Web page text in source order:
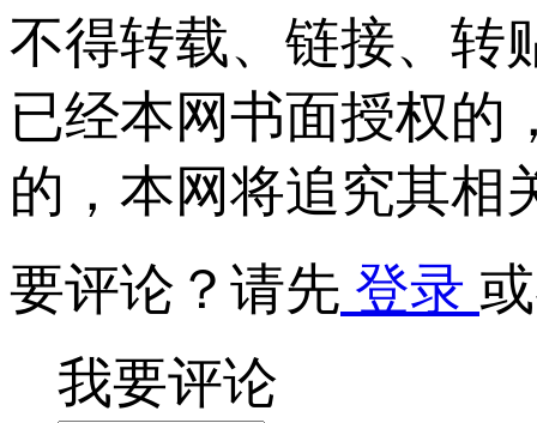
不得转载、链接、转
已经本网书面授权的
的，本网将追究其相
要评论？请先 登录
我要评论